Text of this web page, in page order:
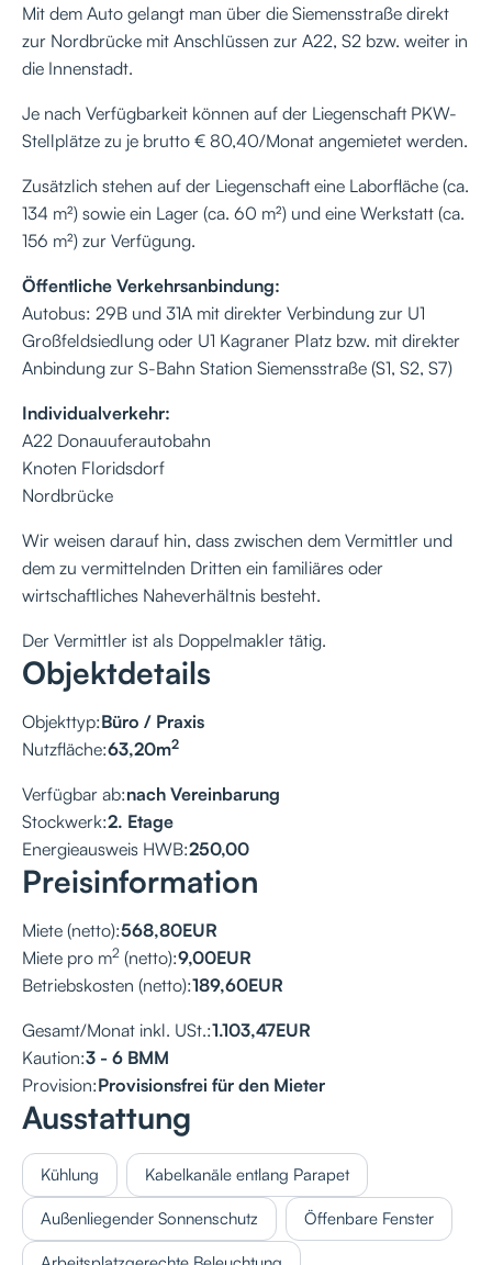
Mit dem Auto gelangt man über die Siemensstraße direkt
zur Nordbrücke mit Anschlüssen zur A22, S2 bzw. weiter in
die Innenstadt.
Je nach Verfügbarkeit können auf der Liegenschaft PKW-
Stellplätze zu je brutto € 80,40/Monat angemietet werden.
Zusätzlich stehen auf der Liegenschaft eine Laborfläche (ca.
134 m²) sowie ein Lager (ca. 60 m²) und eine Werkstatt (ca.
156 m²) zur Verfügung.
Öffentliche Verkehrsanbindung:
Autobus: 29B und 31A mit direkter Verbindung zur U1
Großfeldsiedlung oder U1 Kagraner Platz bzw. mit direkter
Anbindung zur S-Bahn Station Siemensstraße (S1, S2, S7)
Individualverkehr:
A22 Donauuferautobahn
Knoten Floridsdorf
Nordbrücke
Wir weisen darauf hin, dass zwischen dem Vermittler und
dem zu vermittelnden Dritten ein familiäres oder
wirtschaftliches Naheverhältnis besteht.
Der Vermittler ist als Doppelmakler tätig.
Objektdetails
Objekttyp:Büro / Praxis
Nutzfläche:63,20m2
Verfügbar ab:nach Vereinbarung
Stockwerk:2. Etage
Energieausweis HWB:250,00
Preisinformation
Miete (netto):568,80EUR
Miete pro m2 (netto):9,00EUR
Betriebskosten (netto):189,60EUR
Gesamt/Monat inkl. USt.:1.103,47EUR
Kaution:3 - 6 BMM
Provision:Provisionsfrei für den Mieter
Ausstattung
Kühlung Kabelkanäle entlang Parapet
Außenliegender Sonnenschutz Öffenbare Fenster